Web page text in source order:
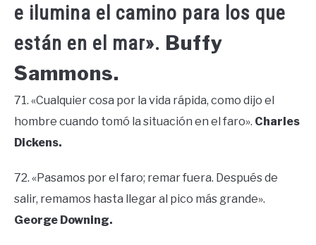
e ilumina el camino para los que
están en el mar». Buffy
Sammons.
71. «Cualquier cosa por la vida rápida, como dijo el
hombre cuando tomó la situación en el faro». Charles
Dickens.
72. «Pasamos por el faro; remar fuera. Después de
salir, remamos hasta llegar al pico más grande».
George Downing.